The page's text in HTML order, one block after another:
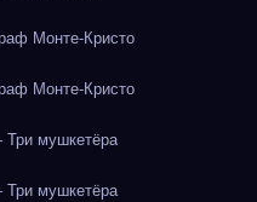
Монте-Кристо
Монте-Кристо
мушкетёра
мушкетёра